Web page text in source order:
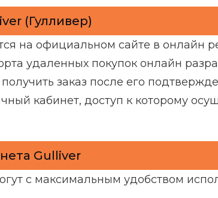
(Гулливер)
на официальном сайте в онлайн
удаленных покупок онлайн
заказ после его
кабинет, доступ к которому
Gulliver
с максимальным удобством